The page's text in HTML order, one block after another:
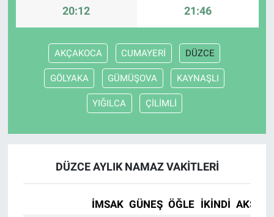
20:12 21:46
AKÇAKOCA CUMAYERİ DÜZCE
GÖLYAKA GÜMÜŞOVA KAYNAŞLI
YIĞILCA ÇİLİMLİ
DÜZCE AYLIK NAMAZ VAKITLERI
İMSAK GÜNEŞ ÖĞLE İKINDI AKŞAM